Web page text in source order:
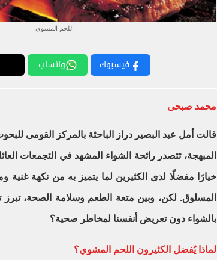
اللحم المشوى
فيسبوك واتساب
محمد صبحى
قالت أمل عبد البصير دراز الباحثة بالمركز القومى
المبهجة، تتصدر رائحة الشواء المشهد في التجمعات
خيارًا مفضلًا لدى الكثيرين لما يتميز به من نكهة
المسلوق. لكن، وبين متعة الطعم وسلامة الصحة،
بالشواء دون تعريض أنفسنا لمخاطر صحية؟
لماذا يُفضل الكثيرون اللحم المشوي؟